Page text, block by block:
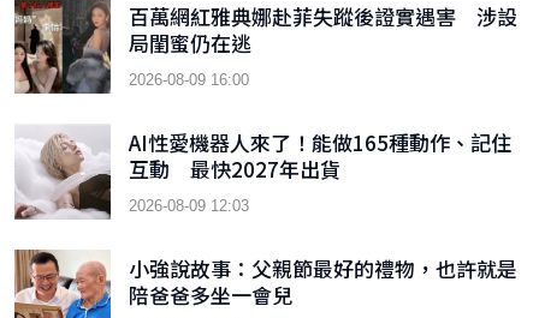
百萬網紅雅典娜赴菲失蹤後證實遇害 涉設
局閨蜜仍在逃
2026-08-09 16:00
AI性愛機器人來了！能做165種動作、記住
互動 最快2027年出貨
2026-08-09 12:03
小強說故事：父親節最好的禮物，也許就是
陪爸爸多坐一會兒